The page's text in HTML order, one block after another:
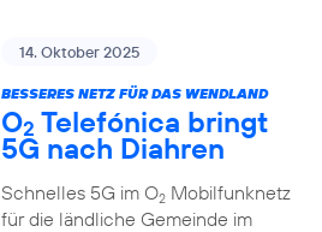
14. Oktober 2025
BESSERES NETZ FÜR DAS WENDLAND
O2 Telefónica bringt
5G nach Diahren
Schnelles 5G im O2Mobilfunknetz
für die ländliche Gemeinde im